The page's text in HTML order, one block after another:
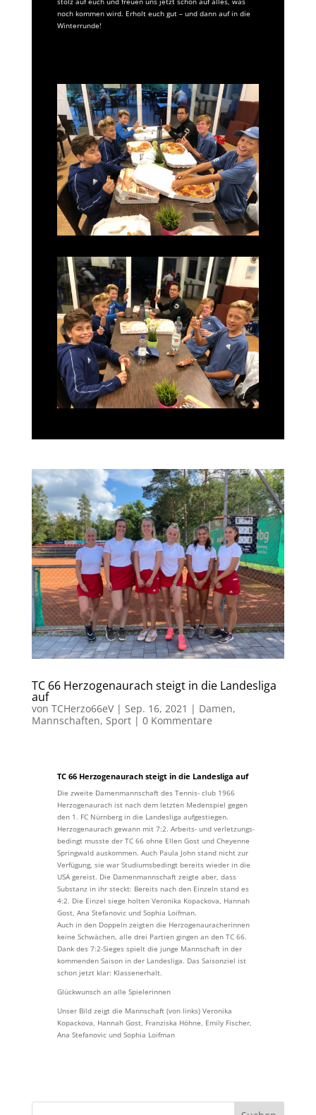
noch kommen wird. Erholt euch gut – und dann auf in die
Winterrunde!
TC 66 Herzogenaurach steigt in die Landesliga
auf
von TCHerzo66eV| Sep. 16, 2021 | Damen,
Mannschaften, Sport| 0 Kommentare
TC 66 Herzogenaurach steigt in die Landesliga auf
Die zweite Damenmannschaft des Tennis- club 1966
Herzogenaurach ist nach dem letzten Medenspiel gegen
den 1. FC Nürnberg in die Landesliga aufgestiegen.
Herzogenaurach gewann mit 7:2. Arbeits- und verletzungs-
bedingt musste der TC 66 ohne Ellen Gost und Cheyenne
Springwald auskommen. Auch Paula John stand nicht zur
Verfügung, sie war Studiumsbedingt bereits wieder in die
USA gereist. Die Damenmannschaft zeigte aber, dass
Substanz in ihr steckt: Bereits nach den Einzeln stand es
4:2. Die Einzel siege holten Veronika Kopackova, Hannah
Gost, Ana Stefanovic und Sophia Loifman.
Auch in den Doppeln zeigten die Herzogenauracherinnen
keine Schwächen, alle drei Partien gingen an den TC 66.
Dank des 7:2-Sieges spielt die junge Mannschaft in der
kommenden Saison in der Landesliga. Das Saisonziel ist
schon jetzt klar: Klassenerhalt.
Glückwunsch an alle Spielerinnen
Unser Bild zeigt die Mannschaft (von links) Veronika
Kopackova, Hannah Gost, Franziska Höhne, Emily Fischer,
Ana Stefanovic und Sophia Loifman